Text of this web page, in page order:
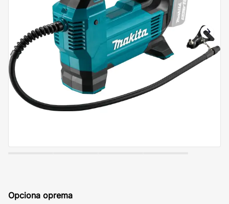
Opciona oprema